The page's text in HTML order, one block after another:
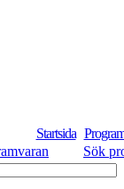
Startsida
Sök